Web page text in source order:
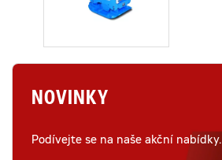
NOVINKY
Podívejte se na naše akční nabídky.